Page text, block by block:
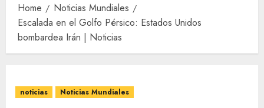
Home
Noticias Mundiales
Escalada en el Golfo Pérsico: Estados Unidos
bombardea Irán | Noticias
noticias Noticias Mundiales